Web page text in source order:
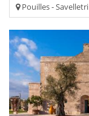
Pouilles - Savelletri